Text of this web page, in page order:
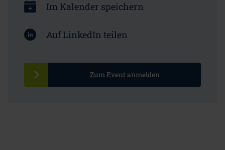
Im Kalender speichern
Auf LinkedIn teilen
Zum Event anmelden